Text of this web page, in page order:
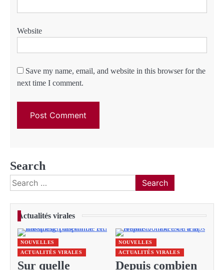
Website
Save my name, email, and website in this browser for the
next time I comment.
Search
Search
for:
Actualités virales
NOUVELLES
ACTUALITÉS VIRALES
Sur quelle
NOUVELLES
ACTUALITÉS VIRALES
Depuis combien